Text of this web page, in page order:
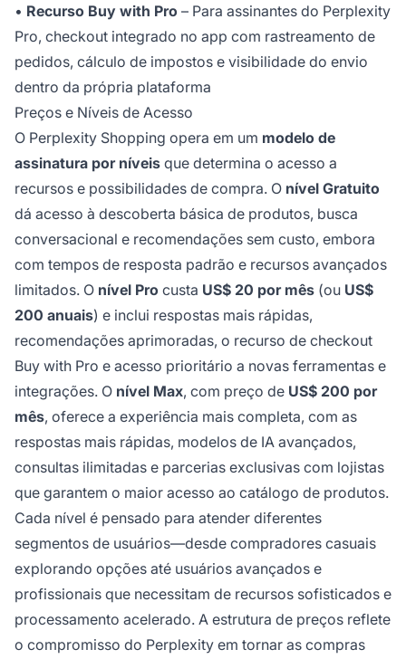
• Recurso Buy with Pro – Para assinantes do Perplexity
Pro, checkout integrado no app com rastreamento de
pedidos, cálculo de impostos e visibilidade do envio
dentro da própria plataforma
Preços e Níveis de Acesso
O Perplexity Shopping opera em um modelo de
assinatura por níveis que determina o acesso a
recursos e possibilidades de compra. O nível Gratuito
dá acesso à descoberta básica de produtos, busca
conversacional e recomendações sem custo, embora
com tempos de resposta padrão e recursos avançados
limitados. O nível Pro custa US$ 20 por mês (ou US$
200 anuais) e inclui respostas mais rápidas,
recomendações aprimoradas, o recurso de checkout
Buy with Pro e acesso prioritário a novas ferramentas e
integrações. O nível Max, com preço de US$ 200 por
mês, oferece a experiência mais completa, com as
respostas mais rápidas, modelos de IA avançados,
consultas ilimitadas e parcerias exclusivas com lojistas
que garantem o maior acesso ao catálogo de produtos.
Cada nível é pensado para atender diferentes
segmentos de usuários—desde compradores casuais
explorando opções até usuários avançados e
profissionais que necessitam de recursos sofisticados e
processamento acelerado. A estrutura de preços reflete
o compromisso do Perplexity em tornar as compras